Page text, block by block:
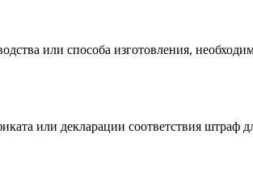
или способа изготовления,
или декларации соответствия штраф